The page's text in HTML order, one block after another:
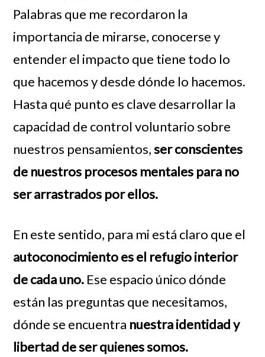
Palabras que me recordaron la
importancia de mirarse, conocerse y
entender el impacto que tiene todo lo
que hacemos y desde dónde lo hacemos.
Hasta qué punto es clave desarrollar la
capacidad de control voluntario sobre
nuestros pensamientos,ser conscientes
de nuestros procesos mentales para no
ser arrastrados por ellos.
En este sentido, para mi está claro que el
autoconocimiento es el refugio interior
de cada uno. Ese espacio único dónde
están las preguntas que necesitamos,
dónde se encuentra nuestra identidad y
libertad de ser quienes somos.